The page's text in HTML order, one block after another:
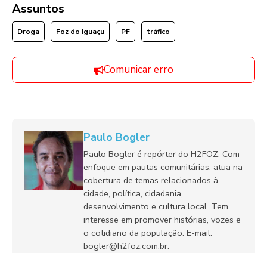
Assuntos
Droga Foz do Iguaçu PF tráfico
Comunicar erro
Paulo Bogler
Paulo Bogler é repórter do H2FOZ. Com
enfoque em pautas comunitárias, atua na
cobertura de temas relacionados à
cidade, política, cidadania,
desenvolvimento e cultura local. Tem
interesse em promover histórias, vozes e
o cotidiano da população. E-mail:
bogler@h2foz.com.br.